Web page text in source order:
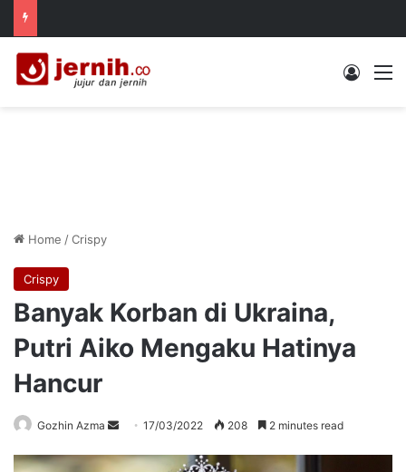
Log In
Home /Crispy
Crispy
Banyak Korban di Ukraina,
Putri Aiko Mengaku Hatinya
Hancur
Gozhin Azma
Send17/03/2022 208 2 minutes read